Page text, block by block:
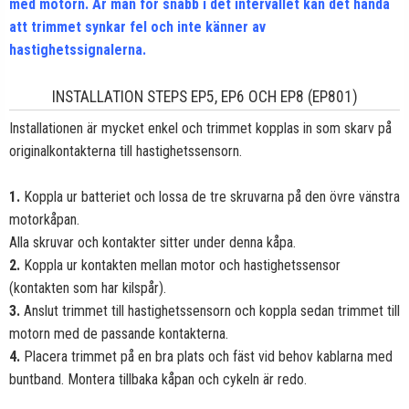
med motorn. Är man för snabb i det intervallet kan det hända
att trimmet synkar fel och inte känner av
hastighetssignalerna.
INSTALLATION STEPS EP5, EP6 OCH EP8 (EP801)
Installationen är mycket enkel och trimmet kopplas in som skarv på
originalkontakterna till hastighetssensorn.
1. Koppla ur batteriet och lossa de tre skruvarna på den övre vänstra
motorkåpan.
Alla skruvar och kontakter sitter under denna kåpa.
2. Koppla ur kontakten mellan motor och hastighetssensor
(kontakten som har kilspår).
3. Anslut trimmet till hastighetssensorn och koppla sedan trimmet till
motorn med de passande kontakterna.
4. Placera trimmet på en bra plats och fäst vid behov kablarna med
buntband. Montera tillbaka kåpan och cykeln är redo.